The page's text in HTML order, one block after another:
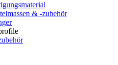
& -zubehör